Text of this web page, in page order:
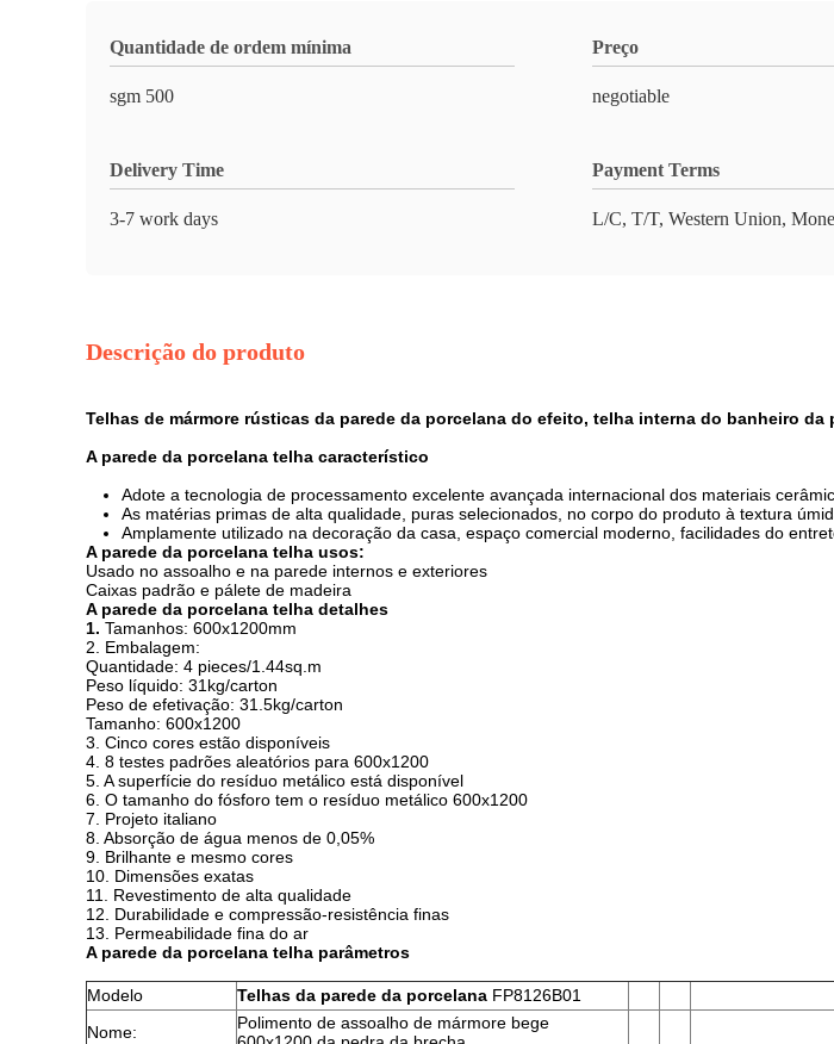
Quantidade de ordem mínima
sgm 500
Preço
negotiable
Delivery Time
3-7 work days
Payment Terms
L/C, T/T, Western Union,
Descrição do produto
Telhas de mármore rústicas da parede da porcelana do efeito, telha interna do banheiro da
A parede da porcelana telha característico
Adote a tecnologia de processamento excelente avançada internacional dos materiais
As matérias primas de alta qualidade, puras selecionados, no corpo do produto à textura
Amplamente utilizado na decoração da casa, espaço comercial moderno, facilidades do
A parede da porcelana telha usos:
Usado no assoalho e na parede internos e exteriores
Caixas padrão e pálete de madeira
A parede da porcelana telha detalhes
1. Tamanhos: 600x1200mm
2. Embalagem:
Quantidade: 4 pieces/1.44sq.m
Peso líquido: 31kg/carton
Peso de efetivação: 31.5kg/carton
Tamanho: 600x1200
3. Cinco cores estão disponíveis
4. 8 testes padrões aleatórios para 600x1200
5. A superfície do resíduo metálico está disponível
6. O tamanho do fósforo tem o resíduo metálico 600x1200
7. Projeto italiano
8. Absorção de água menos de 0,05%
9. Brilhante e mesmo cores
10. Dimensões exatas
11. Revestimento de alta qualidade
12. Durabilidade e compressão-resistência finas
13. Permeabilidade fina do ar
A parede da porcelana telha parâmetros
Modelo Telhas da parede da porcelana FP8126B01
Nome:
Polimento de assoalho de mármore bege